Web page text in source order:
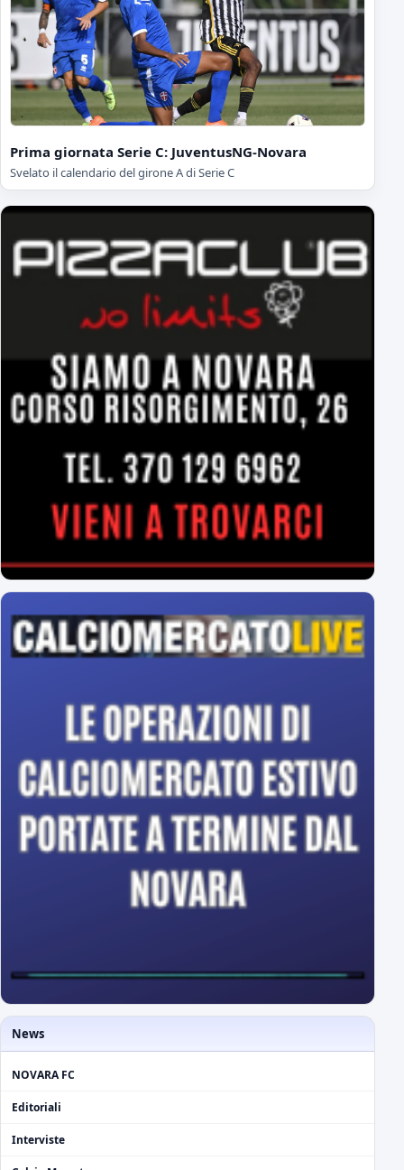
News
NOVARA FC
Editoriali
Interviste
Prima giornata Serie C: JuventusNG-Novara
Svelato il calendario del girone A di Serie C